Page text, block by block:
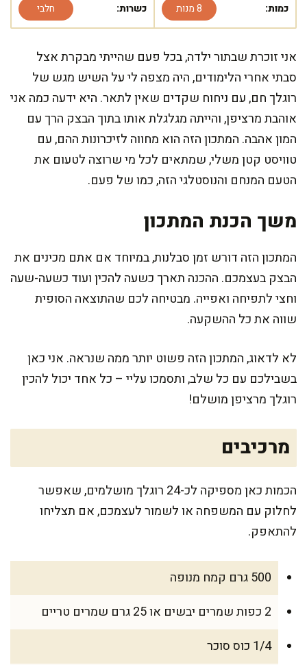
כמות: 8 מנות כשרות: חלבי
אני זוכרת שבתור ילדה, בכל פעם שהייתי מבקרת אצל
סבתי אחרי הלימודים, היה מצפה לי על השיש מגש של
רוגלך חם, עם ניחוח שקדים שאין לתאר. היא ידעה כמה אני
אוהבת מרציפן, והייתה מגלגלת אותו בתוך הבצק הרך עם
המון אהבה. המתכון הזה הוא מחווה לזיכרונות ההם, עם
טוויסט קטן משלי, שמתאים לכל מי שרוצה לטעום את
הטעם המנחם והנוסטלגי הזה, כמו של פעם.
משך הכנת המתכון
המתכון הזה דורש זמן סבלנות, במיוחד אם אתם מכינים את
הבצק בעצמכם. ההכנה תארך כשעה להכין ועוד כשעה-שעה
וחצי לתפיחה ואפייה. מבטיחה לכם שהתוצאה הסופית
שווה את כל ההשקעה.
לא לדאוג, המתכון הזה פשוט יותר ממה שנראה. אני כאן
בשבילכם עם כל שלב, ותסמכו עליי – כל אחד יכול להכין
רוגלך מרציפן מושלם!
מרכיבים
הכמות כאן מספיקה לכ-24 רוגלך מושלמים, שאפשר
לחלוק עם המשפחה או לשמור לעצמכם, אם תצליחו
להתאפק.
500 גרם קמח מנופה
2 כפות שמרים יבשים או 25 גרם שמרים טריים
1/4 כוס סוכר